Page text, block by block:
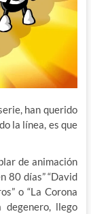
han querido
la línea, es que
de animación
80 días” “David
o “La Corona
degenero, llego